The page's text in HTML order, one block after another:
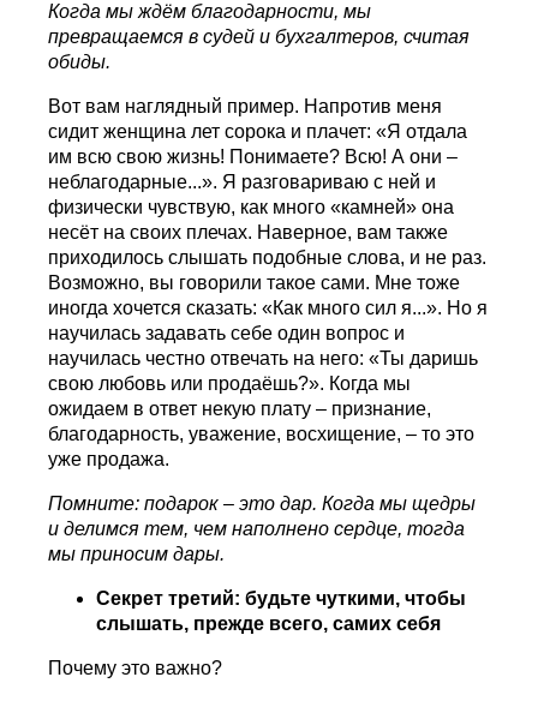
Когда мы ждём благодарности, мы
превращаемся в судей и бухгалтеров, считая
обиды.
Вот вам наглядный пример. Напротив меня
сидит женщина лет сорока и плачет: «Я отдала
им всю свою жизнь! Понимаете? Всю! А они –
неблагодарные...». Я разговариваю с ней и
физически чувствую, как много «камней» она
несёт на своих плечах. Наверное, вам также
приходилось слышать подобные слова, и не раз.
Возможно, вы говорили такое сами. Мне тоже
иногда хочется сказать: «Как много сил я...». Но я
научилась задавать себе один вопрос и
научилась честно отвечать на него: «Ты даришь
свою любовь или продаёшь?». Когда мы
ожидаем в ответ некую плату – признание,
благодарность, уважение, восхищение, – то это
уже продажа.
Помните: подарок – это дар. Когда мы щедры
и делимся тем, чем наполнено сердце, тогда
мы приносим дары.
Секрет третий: будьте чуткими, чтобы
слышать, прежде всего, самих себя
Почему это важно?